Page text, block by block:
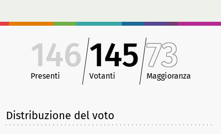
146
Presenti
145
Votanti
73
Maggioranza
Distribuzione del voto